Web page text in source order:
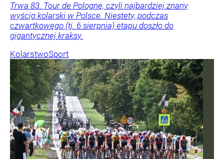
Trwa 83. Tour de Pologne, czyli najbardziej znany
wyścig kolarski w Polsce. Niestety, podczas
czwartkowego (tj. 6 sierpnia) etapu doszło do
gigantycznej kraksy.
KolarstwoSport